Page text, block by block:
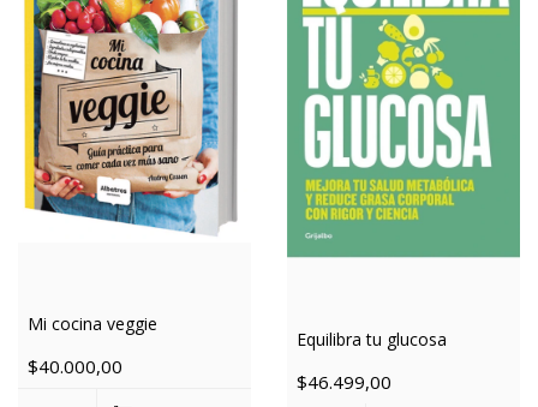
Mi cocina veggie
$40.000,00
Equilibra tu glucosa
$46.499,00